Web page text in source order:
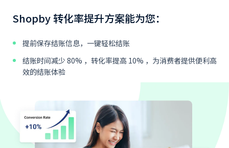
Shopby 转化率提升方案能为您：
提前保存结账信息，一键轻松结账
结账时间减少 80% ，转化率提高 10% ，为消费者提供便利高
效的结账体验